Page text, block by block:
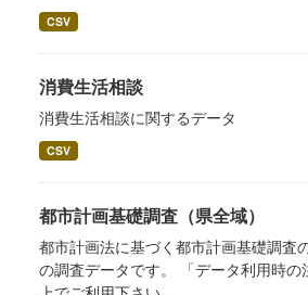
CSV
消費生活相談
消費生活相談に関するデータ
CSV
都市計画基礎調査（県全域）
都市計画法に基づく都市計画基礎調査
の調査データです。 「データ利用時